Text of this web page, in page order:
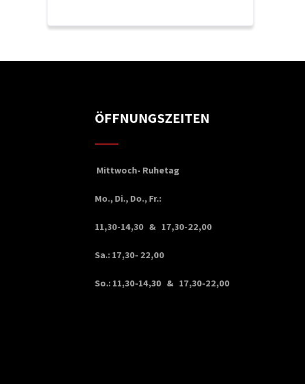
ÖFFNUNGSZEITEN
Mittwoch- Ruhetag
Mo., Di., Do., Fr.:
11,30-14,30 & 17,30-22,00
Sa.: 17,30- 22,00
So.: 11,30-14,30 & 17,30-22,00